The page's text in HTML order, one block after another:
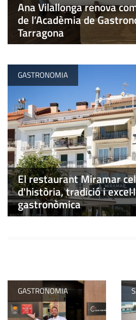
Ana Vilallonga renova
de l’Acadèmia de
Tarragona
GASTRONOMIA
El restaurant Miramar
d'història, tradició i
gastronòmica
GASTRONOMIA